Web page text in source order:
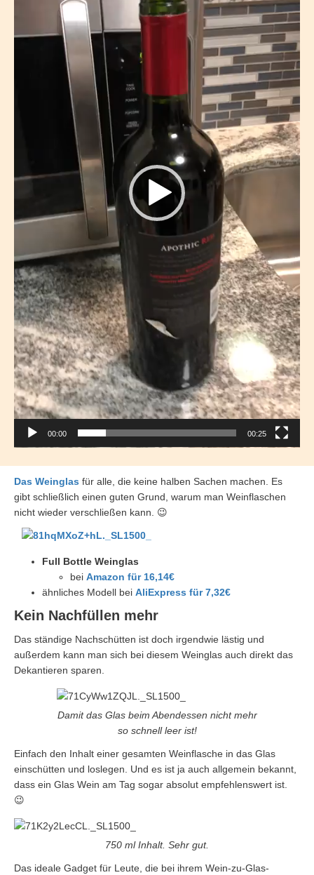
00:00 00:25
Das Weinglas für alle, die keine halben Sachen machen. Es
gibt schließlich einen guten Grund, warum man Weinflaschen
nicht wieder verschließen kann. 😉
Full Bottle Weinglas
bei Amazon für 16,14€
ähnliches Modell bei AliExpress für 7,32€
Kein Nachfüllen mehr
Das ständige Nachschütten ist doch irgendwie lästig und
außerdem kann man sich bei diesem Weinglas auch direkt das
Dekantieren sparen.
Damit das Glas beim Abendessen nicht mehr
so schnell leer ist!
Einfach den Inhalt einer gesamten Weinflasche in das Glas
einschütten und loslegen. Und es ist ja auch allgemein bekannt,
dass ein Glas Wein am Tag sogar absolut empfehlenswert ist.
😉
750 ml Inhalt. Sehr gut.
Das ideale Gadget für Leute, die bei ihrem Wein-zu-Glas-